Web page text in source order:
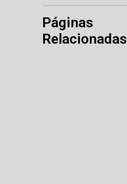
Páginas
Relacionadas